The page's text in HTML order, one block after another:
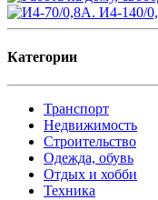
Категории
Транспорт
Недвижимость
Строительство
Одежда, обувь
Отдых и хобби
Техника